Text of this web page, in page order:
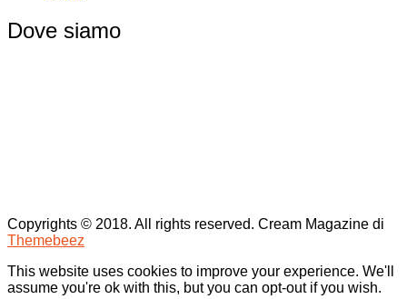
Dove siamo
Copyrights © 2018. All rights reserved. Cream Magazine di
Themebeez
This website uses cookies to improve your experience. We'll
assume you're ok with this, but you can opt-out if you wish.